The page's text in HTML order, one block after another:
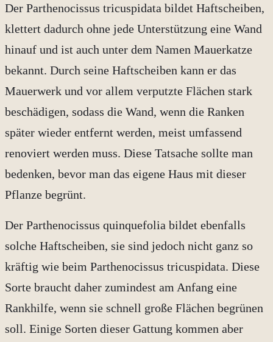
Der Parthenocissus tricuspidata bildet Haftscheiben,
klettert dadurch ohne jede Unterstützung eine Wand
hinauf und ist auch unter dem Namen Mauerkatze
bekannt. Durch seine Haftscheiben kann er das
Mauerwerk und vor allem verputzte Flächen stark
beschädigen, sodass die Wand, wenn die Ranken
später wieder entfernt werden, meist umfassend
renoviert werden muss. Diese Tatsache sollte man
bedenken, bevor man das eigene Haus mit dieser
Pflanze begrünt.
Der Parthenocissus quinquefolia bildet ebenfalls
solche Haftscheiben, sie sind jedoch nicht ganz so
kräftig wie beim Parthenocissus tricuspidata. Diese
Sorte braucht daher zumindest am Anfang eine
Rankhilfe, wenn sie schnell große Flächen begrünen
soll. Einige Sorten dieser Gattung kommen aber